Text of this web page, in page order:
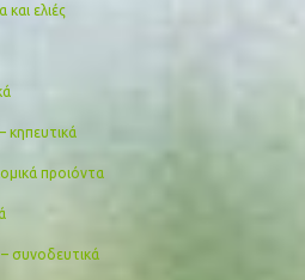
και ελιές
κηπευτικά
προιόντα
συνοδευτικά